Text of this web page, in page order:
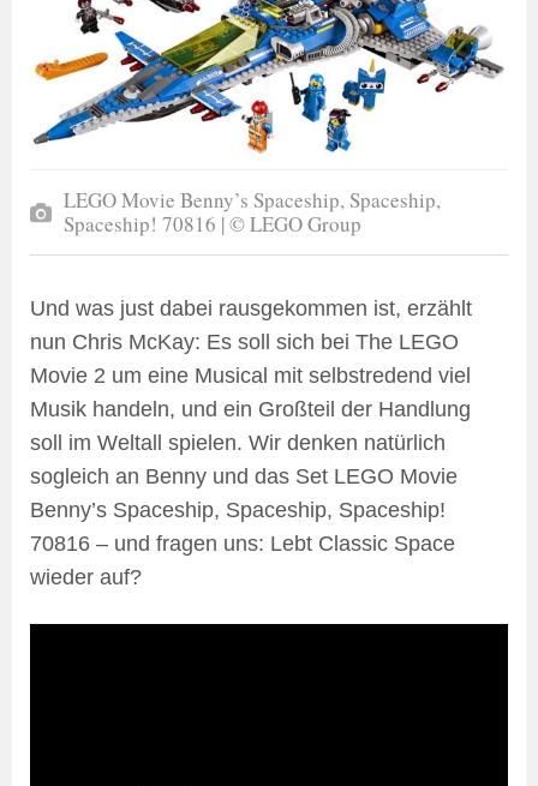
LEGO Movie Benny’s Spaceship, Spaceship,
Spaceship! 70816 | © LEGO Group
Und was just dabei rausgekommen ist, erzählt
nun Chris McKay: Es soll sich bei The LEGO
Movie 2 um eine Musical mit selbstredend viel
Musik handeln, und ein Großteil der Handlung
soll im Weltall spielen. Wir denken natürlich
sogleich an Benny und das Set LEGO Movie
Benny’s Spaceship, Spaceship, Spaceship!
70816 – und fragen uns: Lebt Classic Space
wieder auf?